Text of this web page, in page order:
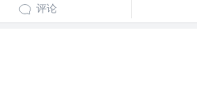
评论